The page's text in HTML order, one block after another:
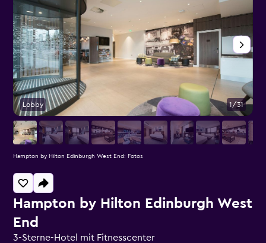
Hampton by Hilton Edinburgh West
End
3-Sterne-Hotel mit Fitnesscenter
Lobby 1/31
Hampton by Hilton Edinburgh West End: Fotos